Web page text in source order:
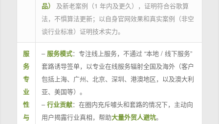
品）
及新老案例（1 年内及更久），证明符合谷歌算
法，不惧算法更新；以自身官网效果和真实案例（非空
谈行业标准）证明技术实力。
服
务
专
业
性
与
– 服务模式：专注线上服务，不通过 “本地 / 线下服务”
套路诱导签单，以专业在线服务辐射全国及海外（客户
包括上海、广州、北京、深圳、港澳地区，以及澳大利
亚、美国等）。
–行业贡献：在圈内充斥噱头和套路的情况下，主动向
用户揭露行业真相，帮助大量外贸人避坑。